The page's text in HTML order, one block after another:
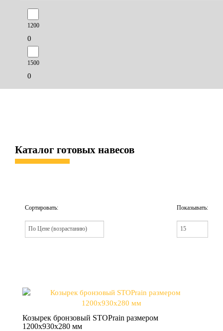
1200
0
1500
0
Каталог готовых навесов
Сортировать: Показывать:
Козырек бронзовый STOPrain размером
1200х930х280 мм